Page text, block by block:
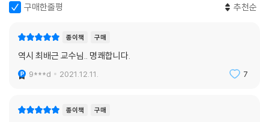
구매한줄평 추천순
종이책 구매
역시 최배근 교수님.. 명쾌합니다.
9***d 2021.12.11. 7
종이책 구매